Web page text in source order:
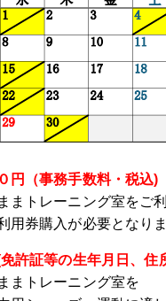
円（事務手数料・税込)
トレーニング室をご
用券購入が必要となりま
許証等の生年月日、住
まトレーニング室を